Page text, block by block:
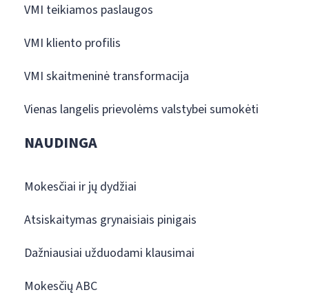
VMI teikiamos paslaugos
VMI kliento profilis
VMI skaitmeninė transformacija
Vienas langelis prievolėms valstybei sumokėti
NAUDINGA
Mokesčiai ir jų dydžiai
Atsiskaitymas grynaisiais pinigais
Dažniausiai užduodami klausimai
Mokesčių ABC